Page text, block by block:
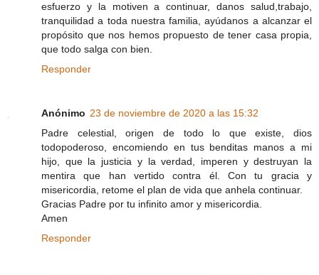
esfuerzo y la motiven a continuar, danos salud,trabajo,
tranquilidad a toda nuestra familia, ayúdanos a alcanzar el
propósito que nos hemos propuesto de tener casa propia,
que todo salga con bien.
Responder
Anónimo 23 de noviembre de 2020 a las 15:32
Padre celestial, origen de todo lo que existe, dios
todopoderoso, encomiendo en tus benditas manos a mi
hijo, que la justicia y la verdad, imperen y destruyan la
mentira que han vertido contra él. Con tu gracia y
misericordia, retome el plan de vida que anhela continuar.
Gracias Padre por tu infinito amor y misericordia.
Amen
Responder